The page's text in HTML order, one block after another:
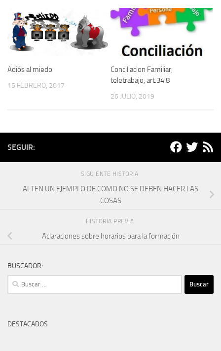
Adiós al miedo
15 FEBRERO, 2017
Conciliacion Familiar,
teletrabajo, art.34.8
26 JULIO, 2019
SEGUIR:
SIGUIENTE HISTORIA
ALTEN UN EJEMPLO DE COMO NO SE DEBEN HACER LAS
COSAS
HISTORIA PREVIA
Aclaraciones sobre horarios para la formación
BUSCADOR:
Buscar:
DESTACADOS